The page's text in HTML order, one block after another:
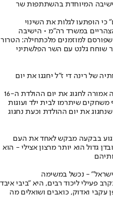
המיוחדת בהשתתפות שר
הופתעו לגלות את השינוי
במשרד רה"מ • הישיבה
למוזמנים מלכתחילה: הטרור
שוחח גלנט עם השר הפלשתיני
של רינה די ז"ל יחגגו את יום
הנרצחת בפיגוע בבקעת הירדן הייתה אמורה לחגוג את יום ההולדת ה-16
משחקים שיתרמו לבית ילד ועוגות
את יום ההולדת וכעת נחגוג
בבקעה מבקש לאחד את העם
גדול הוא יותר מרצון אצילי - הוא
ישראל" - נכשל במשימה
פעילי ליכוד רבים, היא "ביבי איבד
ואדוק, כואבים ושואלים מה